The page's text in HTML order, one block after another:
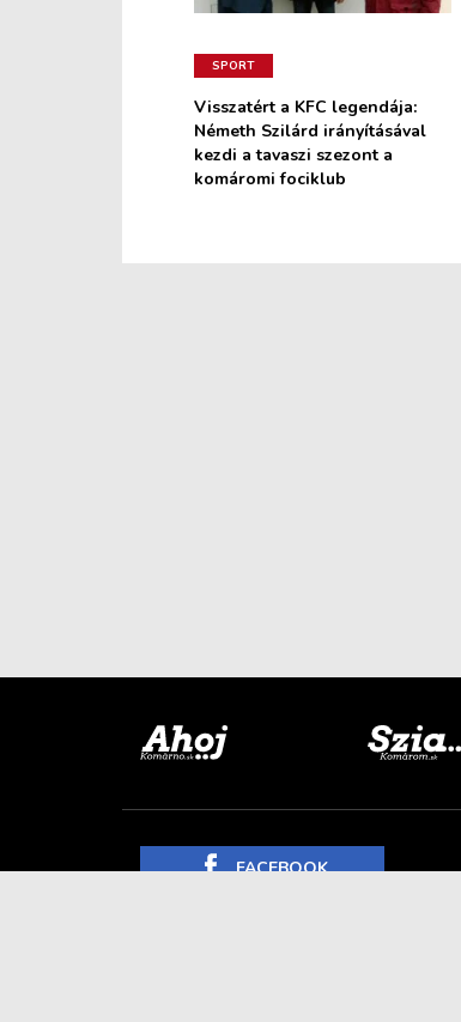
SPORT
Visszatért a KFC legendája:
Németh Szilárd irányításával
kezdi a tavaszi szezont a
komáromi fociklub
FACEBOOK